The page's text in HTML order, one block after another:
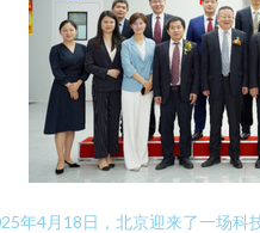
年4月18日，北京迎来了一场